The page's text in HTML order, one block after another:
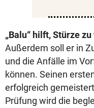
„Balu“ hilft, Stürze
Außerdem soll er in
und die Anfälle im
können. Seinen
erfolgreich
Prüfung wird die